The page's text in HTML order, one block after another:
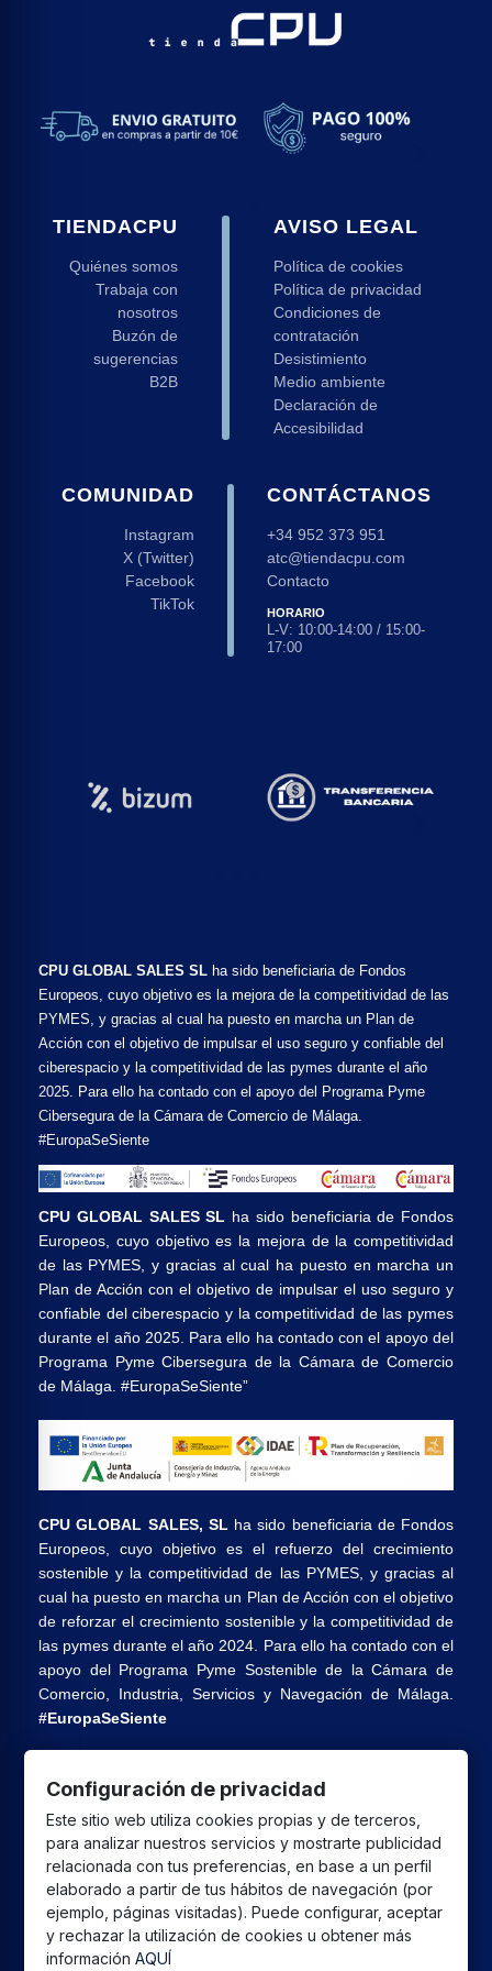
TIENDACPU
Quiénes somos
Trabaja con
nosotros
Buzón de
sugerencias
B2B
AVISO LEGAL
Política de cookies
Política de privacidad
Condiciones de
contratación
Desistimiento
Medio ambiente
Declaración de
Accesibilidad
COMUNIDAD
Instagram
X (Twitter)
Facebook
TikTok
CONTÁCTANOS
+34 952 373 951
atc@tiendacpu.com
Contacto
HORARIO
L-V: 10:00-14:00 / 15:00-
17:00
CPU GLOBAL SALES SL ha sido beneficiaria de Fondos
Europeos, cuyo objetivo es la mejora de la competitividad de las
PYMES, y gracias al cual ha puesto en marcha un Plan de
Acción con el objetivo de impulsar el uso seguro y confiable del
ciberespacio y la competitividad de las pymes durante el año
2025. Para ello ha contado con el apoyo del Programa Pyme
Cibersegura de la Cámara de Comercio de Málaga.
#EuropaSeSiente
CPU GLOBAL SALES SL ha sido beneficiaria de Fondos
Europeos, cuyo objetivo es la mejora de la competitividad
de las PYMES, y gracias al cual ha puesto en marcha un
Plan de Acción con el objetivo de impulsar el uso seguro y
confiable del ciberespacio y la competitividad de las pymes
durante el año 2025. Para ello ha contado con el apoyo del
Programa Pyme Cibersegura de la Cámara de Comercio
de Málaga. #EuropaSeSiente”
CPU GLOBAL SALES, SL ha sido beneficiaria de Fondos
Europeos, cuyo objetivo es el refuerzo del crecimiento
sostenible y la competitividad de las PYMES, y gracias al
cual ha puesto en marcha un Plan de Acción con el objetivo
de reforzar el crecimiento sostenible y la competitividad de
las pymes durante el año 2024. Para ello ha contado con el
apoyo del Programa Pyme Sostenible de la Cámara de
Comercio, Industria, Servicios y Navegación de Málaga.
#EuropaSeSiente
CPU GLOBAL SALES SL ha recibido una ayuda de la
Unión Europea con cargo al Programa FEDER Andalucía
2021-2027 destinada a mejorar la competitividad y la
digitalización del sector comercial y artesano en Andalucía,
cuyo objetivo principal es la realización de proyectos para
el fomento del crecimiento y consolidación de pymes
comerciales y artesanas.
Gaming
Configuración de privacidad
Este sitio web utiliza cookies propias y de terceros,
para analizar nuestros servicios y mostrarte publicidad
relacionada con tus preferencias, en base a un perfil
elaborado a partir de tus hábitos de navegación (por
ejemplo, páginas visitadas). Puede configurar, aceptar
y rechazar la utilización de cookies u obtener más
informaciónAQUÍ